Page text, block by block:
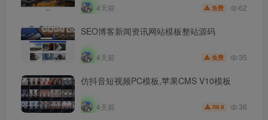
4天前 免费 62
SEO博客新闻资讯网站模板整站源码
4天前 免费 35
仿抖音短视频PC模板,苹果CMS V10模板
4天前 R9.9 36